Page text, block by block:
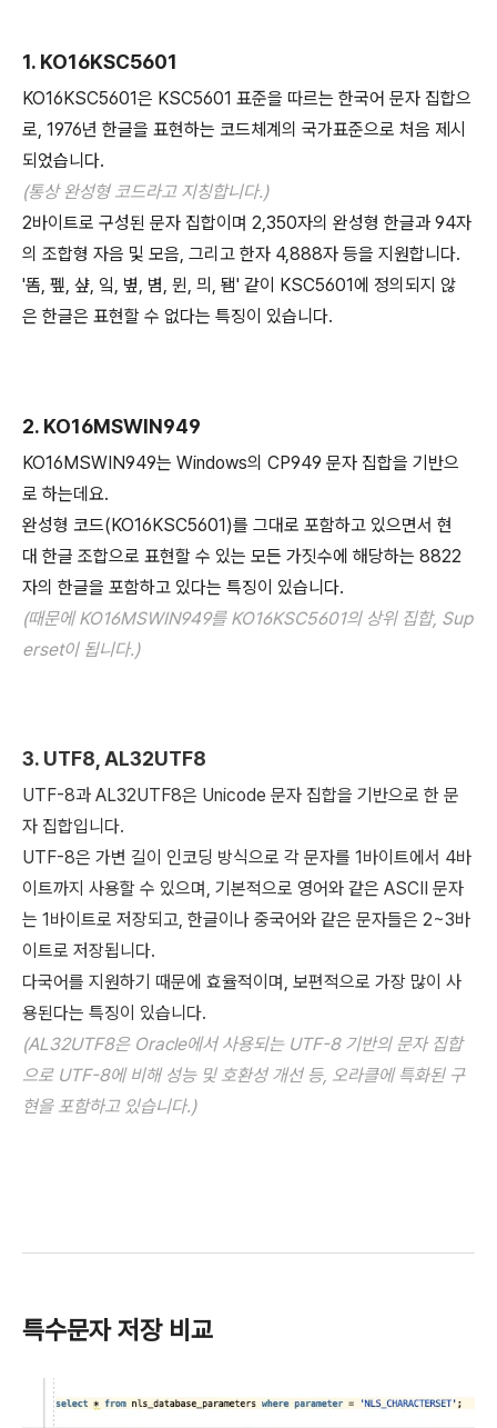
1. KO16KSC5601
KO16KSC5601은 KSC5601 표준을 따르는 한국어 문자 집합으
로, 1976년 한글을 표현하는 코드체계의 국가표준으로 처음 제시
되었습니다.
(통상 완성형 코드라고 지칭합니다.)
2바이트로 구성된 문자 집합이며 2,350자의 완성형 한글과 94자
의 조합형 자음 및 모음, 그리고 한자 4,888자 등을 지원합니다.
'똠, 펲, 샾, 잌, 볖, 볌, 뮌, 믜, 됌' 같이 KSC5601에 정의되지 않
은 한글은 표현할 수 없다는 특징이 있습니다.
2. KO16MSWIN949
KO16MSWIN949는 Windows의 CP949 문자 집합을 기반으
로 하는데요.
완성형 코드(KO16KSC5601)를 그대로 포함하고 있으면서 현
대 한글 조합으로 표현할 수 있는 모든 가짓수에 해당하는 8822
자의 한글을 포함하고 있다는 특징이 있습니다.
(때문에 KO16MSWIN949를 KO16KSC5601의 상위 집합, Sup
erset이 됩니다.)
3. UTF8, AL32UTF8
UTF-8과 AL32UTF8은 Unicode 문자 집합을 기반으로 한 문
자 집합입니다.
UTF-8은 가변 길이 인코딩 방식으로 각 문자를 1바이트에서 4바
이트까지 사용할 수 있으며, 기본적으로 영어와 같은 ASCII 문자
는 1바이트로 저장되고, 한글이나 중국어와 같은 문자들은 2~3바
이트로 저장됩니다.
다국어를 지원하기 때문에 효율적이며, 보편적으로 가장 많이 사
용된다는 특징이 있습니다.
(AL32UTF8은 Oracle에서 사용되는 UTF-8 기반의 문자 집합
으로 UTF-8에 비해 성능 및 호환성 개선 등, 오라클에 특화된 구
현을 포함하고 있습니다.)
특수문자 저장 비교